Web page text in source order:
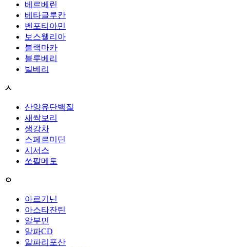
베르베린
베타글루칸
벤포티아민
보스웰리아
블랙마카
블루베리
빌베리
ㅅ
산양유단백질
새싹보리
생강차
스페르미딘
시서스
쏘팔메토
ㅇ
아르기닌
아스타잔틴
알부민
알파CD
알파리포산